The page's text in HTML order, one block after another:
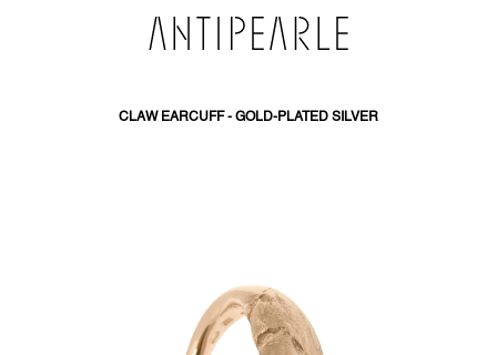
CLAW EARCUFF - GOLD-PLATED SILVER